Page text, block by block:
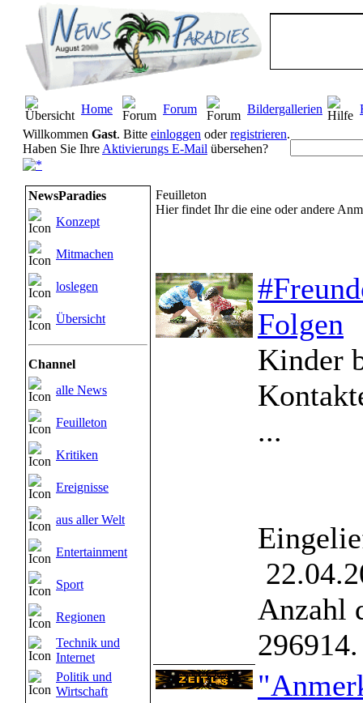
Home Forum Bildergallerien
Willkommen Gast. Bitte einloggen oderregistrieren.
Haben Sie Ihre Aktivierungs E-Mail übersehen?
NewsParadies
Konzept
Mitmachen
loslegen
Übersicht
Channel
alle News
Feuilleton
Kritiken
Ereignisse
aus aller Welt
Entertainment
Sport
Regionen
Technik und
Internet
Politik und
Wirtschaft
Feuilleton
Hier findet Ihr die eine oder andere
Folgen
Kinder
...
Anzahl
296914.